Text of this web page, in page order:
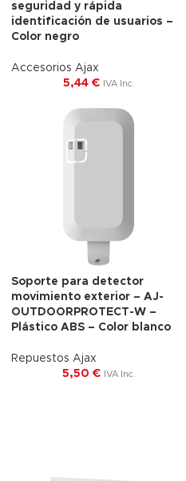
seguridad y rápida
identificación de usuarios –
Color negro
Accesorios Ajax
5,44 € IVA Inc.
Soporte para detector
movimiento exterior – AJ-
OUTDOORPROTECT-W –
Plástico ABS – Color blanco
Repuestos Ajax
5,50 € IVA Inc.